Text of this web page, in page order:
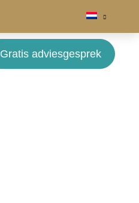
Gratis adviesgesprek